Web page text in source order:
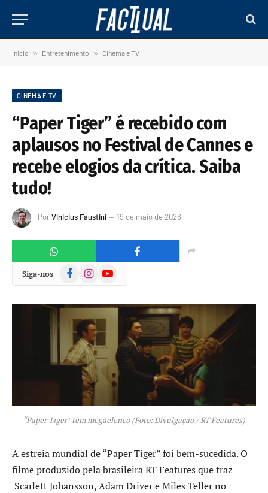
Início » Entretenimento » Cinema e TV
CINEMA E TV
“Paper Tiger” é recebido com
aplausos no Festival de Cannes e
recebe elogios da crítica. Saiba
tudo!
PorVinicius Faustini 19 de maio de 2026
Siga-nos FacebookInstagramYouTube
“Paper Tiger” tem megaelenco (Foto: Divulgação / RT Features)
A estreia mundial de “Paper Tiger” foi bem-sucedida. O
filme produzido pela brasileira RT Features que traz
Scarlett Johansson, Adam Driver e Miles Teller no